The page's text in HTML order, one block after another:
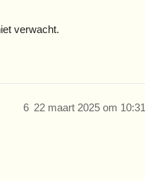
verwacht.
22 maart 2025 om 10:31
6